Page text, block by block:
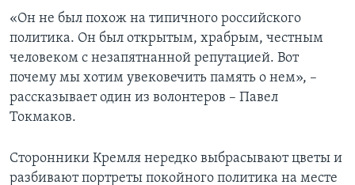
«Он не был похож на типичного российского
политика. Он был открытым, храбрым, честным
человеком с незапятнанной репутацией. Вот
почему мы хотим увековечить память о нем», –
рассказывает один из волонтеров – Павел
Токмаков.
Сторонники Кремля нередко выбрасывают цветы и
разбивают портреты покойного политика на месте